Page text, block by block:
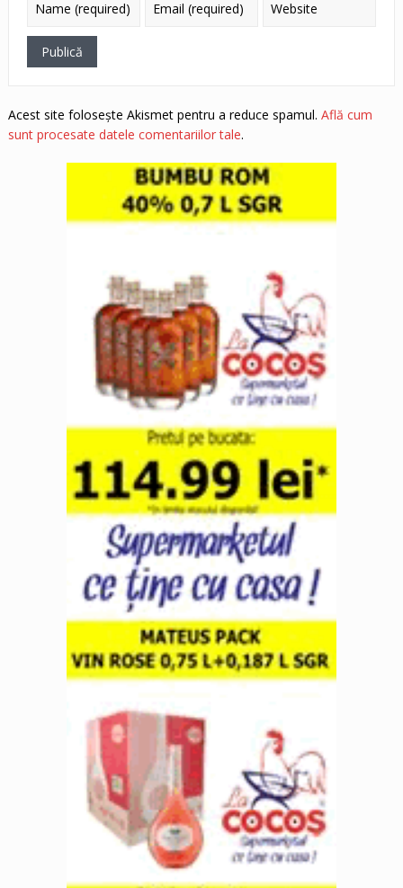
Acest site folosește Akismet pentru a reduce spamul. Află cum
sunt procesate datele comentariilor tale.